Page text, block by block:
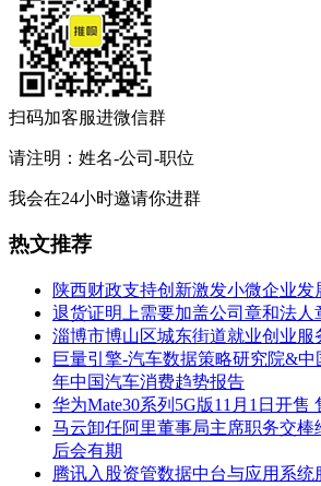
扫码加客服进微信群
请注明：姓名-公司-职位
我会在24小时邀请你进群
热文推荐
陕西财政支持创新激发小微企业发
退货证明上需要加盖公司章和法人
淄博市博山区城东街道就业创业服
巨量引擎-汽车数据策略研究院&中
年中国汽车消费趋势报告
华为Mate30系列5G版11月1日开售
马云卸任阿里董事局主席职务交棒
后会有期
腾讯入股资管数据中台与应用系统